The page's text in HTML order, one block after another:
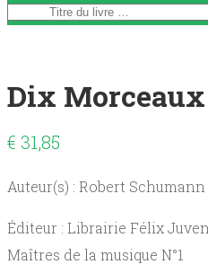
Dix
€ 31,85
Auteur(s) : Robert Schumann
Éditeur : Librairie Félix
Maîtres de la musique N°1